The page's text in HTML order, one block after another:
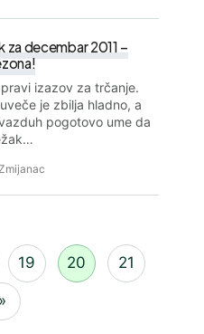
za decembar 2011 –
izazov za trčanje.
je zbilja hladno, a
pogotovo ume da
19 20 21
»